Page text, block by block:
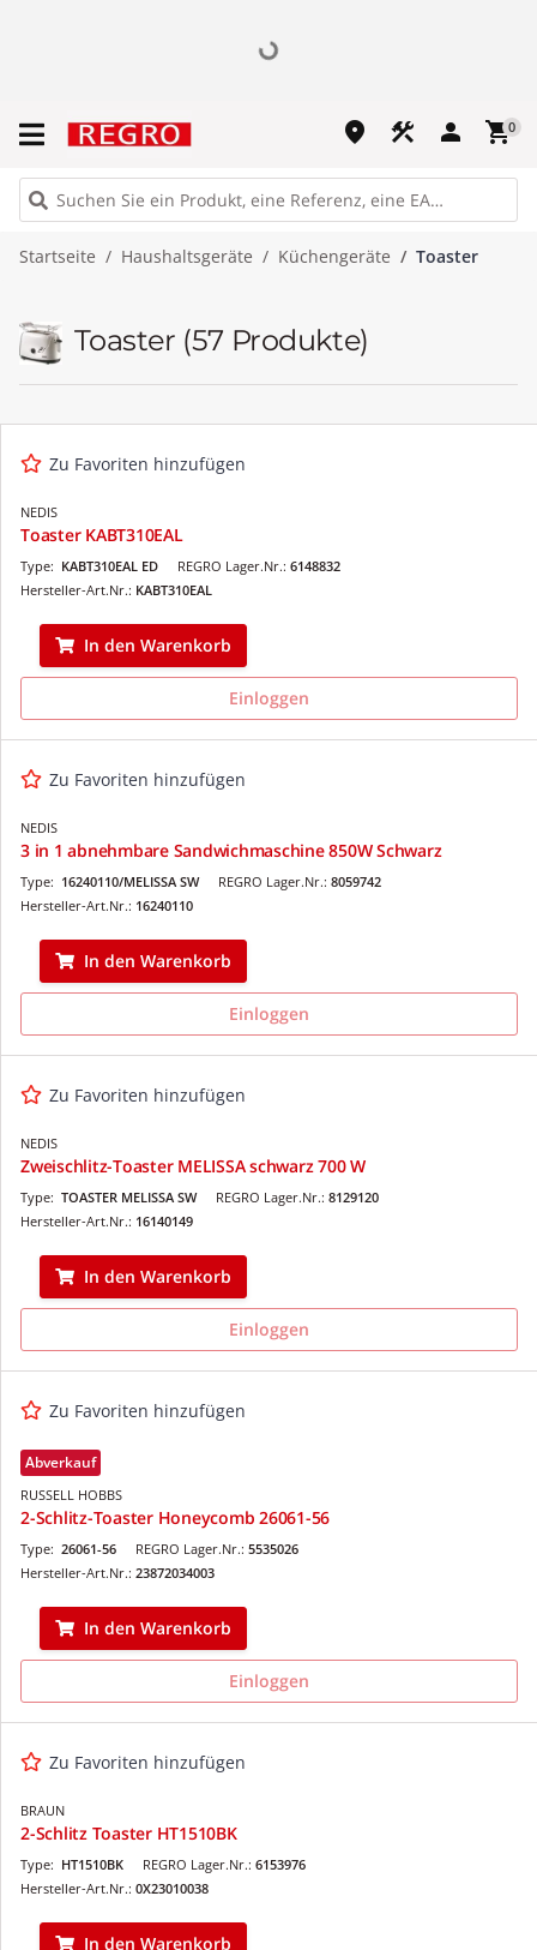
place construction person shopping_cart0
Startseite Haushaltsgeräte Küchengeräte Toaster
Toaster (57 Produkte)
Zu Favoriten hinzufügen
NEDIS
Toaster KABT310EAL
REGRO Lager.Nr.: 6148832
Type: KABT310EAL ED
Hersteller-Art.Nr.: KABT310EAL
In den Warenkorb
Einloggen
Zu Favoriten hinzufügen
NEDIS
3 in 1 abnehmbare Sandwichmaschine 850W Schwarz
REGRO Lager.Nr.: 8059742
Type: 16240110/MELISSA SW
Hersteller-Art.Nr.: 16240110
In den Warenkorb
Einloggen
Zu Favoriten hinzufügen
NEDIS
Zweischlitz-Toaster MELISSA schwarz 700 W
REGRO Lager.Nr.: 8129120
Type: TOASTER MELISSA SW
Hersteller-Art.Nr.: 16140149
In den Warenkorb
Einloggen
Zu Favoriten hinzufügen
Abverkauf
RUSSELL HOBBS
2-Schlitz-Toaster Honeycomb 26061-56
REGRO Lager.Nr.: 5535026
Type: 26061-56
Hersteller-Art.Nr.: 23872034003
In den Warenkorb
Einloggen
Zu Favoriten hinzufügen
BRAUN
2-Schlitz Toaster HT1510BK
REGRO Lager.Nr.: 6153976
Type: HT1510BK
Hersteller-Art.Nr.: 0X23010038
In den Warenkorb